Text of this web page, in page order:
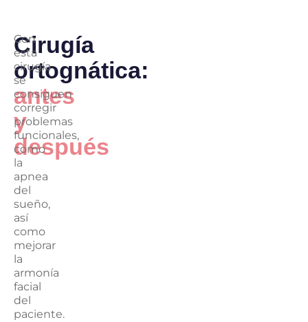
Cirugía
ortognática:
antes
y
después
Con
esta
cirugía
se
consiguen
corregir
problemas
funcionales,
como
la
apnea
del
sueño,
así
como
mejorar
la
armonía
facial
del
paciente.